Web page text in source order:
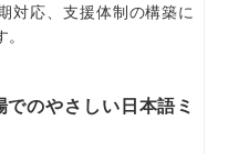
対応、支援体制の構築に
のやさしい日本語ミ